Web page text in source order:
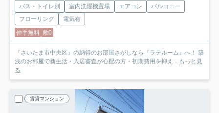
バス・トイレ別 室内洗濯機置場 エアコン
バルコニー
フローリング
電気有
仲手無料 敷0
『さいたま市中央区』の納得のお部屋さがしなら『ラテルーム』へ！ 築
浅のお部屋で新生活・入居審査が心配の方・初期費用を抑え... もっと見
る
賃貸マンション